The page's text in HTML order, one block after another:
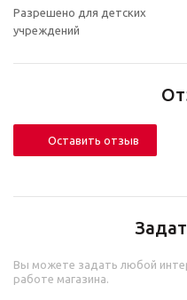
Разрешено для детских
учреждений
Оставить отзыв
Вы можете задать любой
работе магазина.